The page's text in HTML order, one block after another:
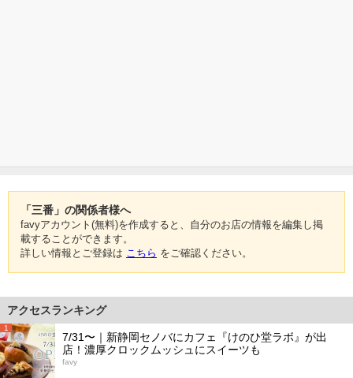
「三番」の関係者様へ
favyアカウント(無料)を作成すると、自分のお店の情報を編集し掲
載することができます。
詳しい情報とご登録は こちら をご確認ください。
アクセスランキング
1
7/31〜｜新静岡セノバにカフェ『けのひ堂ラボ』が出
店！濃厚クロックムッシュにスイーツも
favy